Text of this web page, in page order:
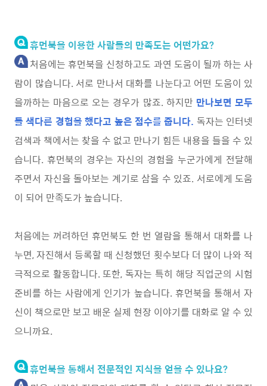
휴먼북을 이용한 사람들의 만족도는 어떤가요?
처음에는 휴먼북을 신청하고도 과연 도움이 될까 하는 사
람이 많습니다. 서로 만나서 대화를 나눈다고 어떤 도움이 있
을까하는 마음으로 오는 경우가 많죠. 하지만 만나보면 모두
들 색다른 경험을 했다고 높은 점수를 줍니다. 독자는 인터넷
검색과 책에서는 찾을 수 없고 만나기 힘든 내용을 들을 수 있
습니다. 휴먼북의 경우는 자신의 경험을 누군가에게 전달해
주면서 자신을 돌아보는 계기로 삼을 수 있죠. 서로에게 도움
이 되어 만족도가 높습니다.
처음에는 꺼려하던 휴먼북도 한 번 열람을 통해서 대화를 나
누면, 자진해서 등록할 때 신청했던 횟수보다 더 많이 나와 적
극적으로 활동합니다. 또한, 독자는 특히 해당 직업군의 시험
준비를 하는 사람에게 인기가 높습니다. 휴먼북을 통해서 자
신이 책으로만 보고 배운 실제 현장 이야기를 대화로 알 수 있
으니까요.
휴먼북을 통해서 전문적인 지식을 얻을 수 있나요?